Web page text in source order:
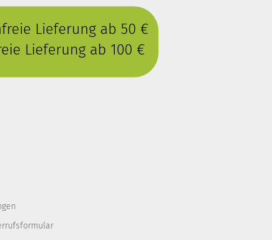
Lieferung ab 50 €
Lieferung ab 100 €